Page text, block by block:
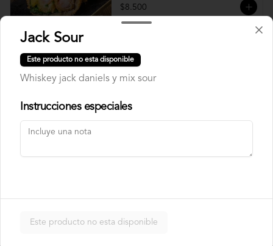
$8.500
Roll relleno de Pollo apanado , queso
crema, cebollín, almendras triturada, sin
arroz, envuelto en palta.
Nori Champ Roll
$7.900
Jack Sour
Este producto no esta disponible
Whiskey jack daniels y mix sour
Instrucciones especiales
Este producto no esta disponible